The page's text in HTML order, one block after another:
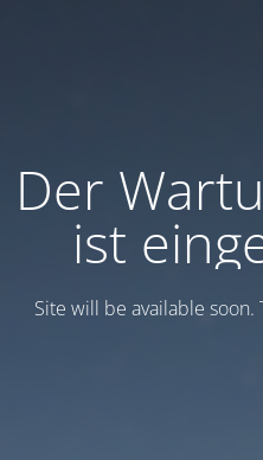
Der
ist
Site will be available soon.